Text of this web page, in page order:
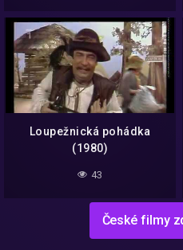
Loupežnická pohádka
(1980)
43
České filmy